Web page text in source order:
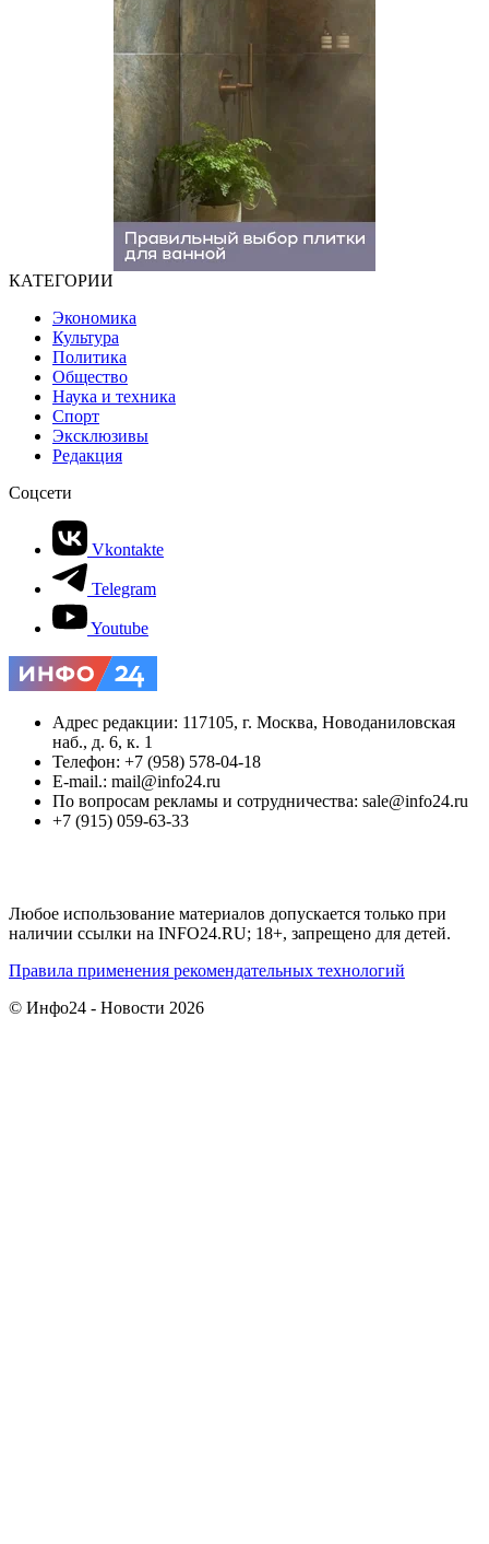
КАТЕГОРИИ
Экономика
Культура
Политика
Общество
Наука и техника
Спорт
Эксклюзивы
Редакция
Соцсети
Vkontakte
Telegram
Youtube
Адрес редакции: 117105, г. Москва, Новоданиловская
наб., д. 6, к. 1
Телефон: +7 (958) 578-04-18
E-mail.: mail@info24.ru
По вопросам рекламы и сотрудничества: sale@info24.ru
+7 (915) 059-63-33
Любое использование материалов допускается только при
наличии ссылки на INFO24.RU; 18+, запрещено для детей.
Правила применения рекомендательных технологий
© Инфо24 - Новости 2026